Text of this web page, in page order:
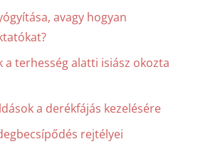
avagy hogyan
a terhesség alatti isiász okozta
a derékfájás kezelésére
rejtélyei